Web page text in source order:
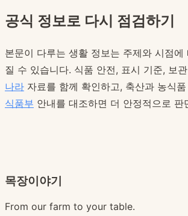
공식 정보로 다시 점검하기
본문이 다루는 생활 정보는 주제와 시점에
질 수 있습니다. 식품 안전, 표시 기준, 보
나라 자료를 함께 확인하고, 축산과 농식
식품부 안내를 대조하면 더 안정적으로 판
목장이야기
From our farm to your table.